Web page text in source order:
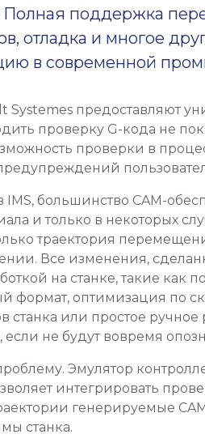
поддержка
отладка и многое
в современной
Systemes предоставляют
проверку G-кода не
проверки в
IMS, большинство CAM-
и только в некоторых
траектория
Все изменения,
на станке, такие как
формат, оптимизация по
станка или простое
если не будут вовремя
Эмулятор
интегрировать
генерируемые
станка.